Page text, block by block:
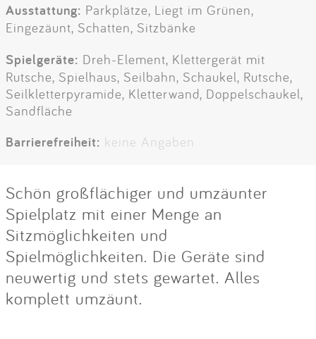
Ausstattung: Parkplätze, Liegt im Grünen,
Eingezäunt, Schatten, Sitzbänke
Spielgeräte: Dreh-Element, Klettergerät mit
Rutsche, Spielhaus, Seilbahn, Schaukel, Rutsche,
Seilkletterpyramide, Kletterwand, Doppelschaukel,
Sandfläche
Barrierefreiheit: keine Angaben
Schön großflächiger und umzäunter
Spielplatz mit einer Menge an
Sitzmöglichkeiten und
Spielmöglichkeiten. Die Geräte sind
neuwertig und stets gewartet. Alles
komplett umzäunt.